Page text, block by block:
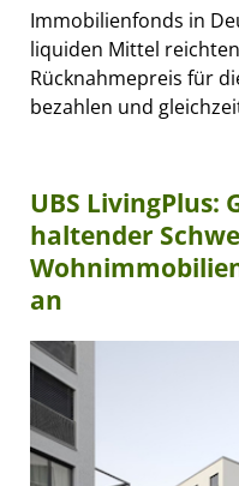
Immobilienfonds in
liquiden Mittel
Rücknahmepreis für
bezahlen und
UBS LivingPlus:
haltender
an